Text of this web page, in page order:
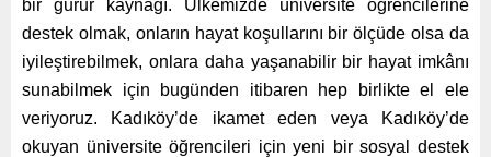
bir gurur kaynağı. Ülkemizde üniversite öğrencilerine
destek olmak, onların hayat koşullarını bir ölçüde olsa da
iyileştirebilmek, onlara daha yaşanabilir bir hayat imkânı
sunabilmek için bugünden itibaren hep birlikte el ele
veriyoruz. Kadıköy’de ikamet eden veya Kadıköy’de
okuyan üniversite öğrencileri için yeni bir sosyal destek